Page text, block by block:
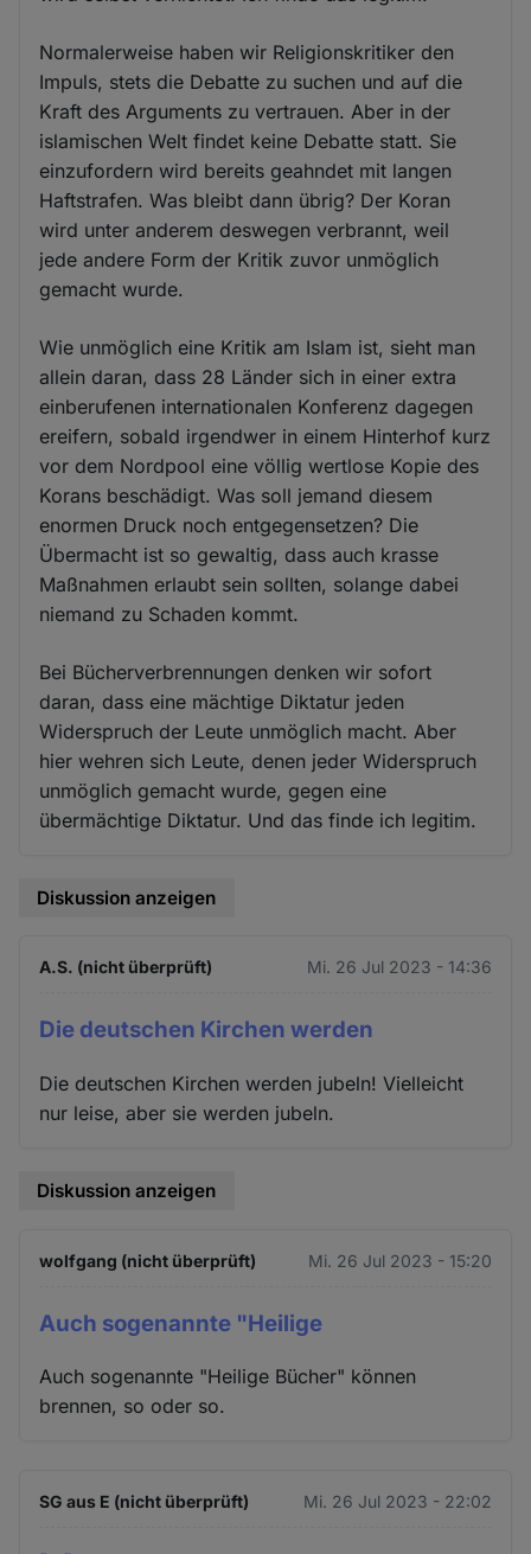
Normalerweise haben wir Religionskritiker den
Impuls, stets die Debatte zu suchen und auf die
Kraft des Arguments zu vertrauen. Aber in der
islamischen Welt findet keine Debatte statt. Sie
einzufordern wird bereits geahndet mit langen
Haftstrafen. Was bleibt dann übrig? Der Koran
wird unter anderem deswegen verbrannt, weil
jede andere Form der Kritik zuvor unmöglich
gemacht wurde.
Wie unmöglich eine Kritik am Islam ist, sieht man
allein daran, dass 28 Länder sich in einer extra
einberufenen internationalen Konferenz dagegen
ereifern, sobald irgendwer in einem Hinterhof kurz
vor dem Nordpool eine völlig wertlose Kopie des
Korans beschädigt. Was soll jemand diesem
enormen Druck noch entgegensetzen? Die
Übermacht ist so gewaltig, dass auch krasse
Maßnahmen erlaubt sein sollten, solange dabei
niemand zu Schaden kommt.
Bei Bücherverbrennungen denken wir sofort
daran, dass eine mächtige Diktatur jeden
Widerspruch der Leute unmöglich macht. Aber
hier wehren sich Leute, denen jeder Widerspruch
unmöglich gemacht wurde, gegen eine
übermächtige Diktatur. Und das finde ich legitim.
Diskussion anzeigen
A.S. (nicht überprüft) Mi. 26 Jul 2023 - 14:36
Die deutschen Kirchen werden
Die deutschen Kirchen werden jubeln! Vielleicht
nur leise, aber sie werden jubeln.
Diskussion anzeigen
wolfgang (nicht überprüft) Mi. 26 Jul 2023 - 15:20
Auch sogenannte "Heilige
Auch sogenannte "Heilige Bücher" können
brennen, so oder so.
SG aus E (nicht überprüft) Mi. 26 Jul 2023 - 22:02